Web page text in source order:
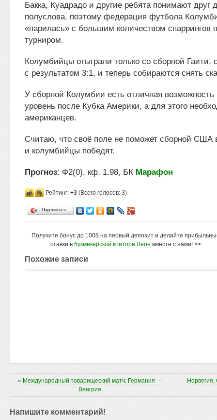
Бакка, Куадрадо и другие ребята понимают друг
полуслова, поэтому федерация футбола
«парилась» с большим количеством спаррингов
турниром.
Колумбийцы отыграли только со сборной Гаити,
с результатом 3:1, и теперь собираются снять
У сборной Колумбии есть отличная возможность
уровень после Кубка Америки, а для этого
американцев.
Считаю, что своё поле не поможет сборной США
и колумбийцы победят.
Прогноз: Ф2(0), кф. 1.98, БК Марафон
Рейтинг: +3 (Всего голосов: 3)
Поделиться…
Получите бонус до 100$ на первый депозит и делайте
ставки в букмекерской конторе Леон вместе с нами! >>
Похожие записи
« Международный товарищеский матч: Германия —
Венгрия
Напишите комментарий!